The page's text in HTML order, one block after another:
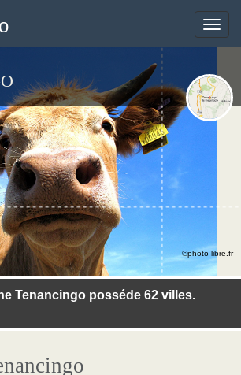
Toggle
Tenancingo posséde 62 villes.
©photo-libre.fr
Toggle